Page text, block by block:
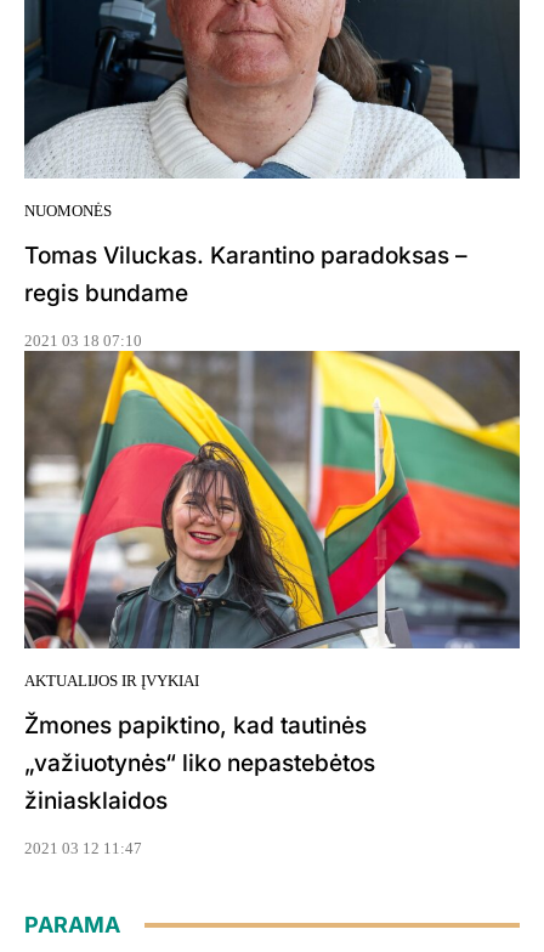
NUOMONĖS
Tomas Viluckas. Karantino paradoksas –
regis bundame
2021 03 18 07:10
AKTUALIJOS IR ĮVYKIAI
Žmones papiktino, kad tautinės
„važiuotynės“ liko nepastebėtos
žiniasklaidos
2021 03 12 11:47
PARAMA